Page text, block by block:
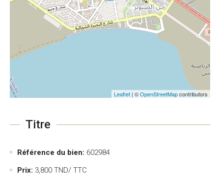
Leaflet | ©OpenStreetMapcontributors
Titre
Référence du bien: 602984
Prix: 3,800 TND/ TTC